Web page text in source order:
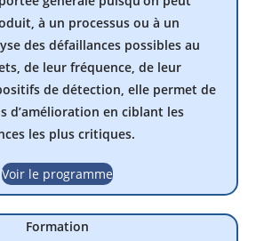
à un processus ou à un
des défaillances possibles au
de leur fréquence, de leur
de détection, elle permet de
d’amélioration en ciblant les
les plus critiques.
Voir le programme
Formation